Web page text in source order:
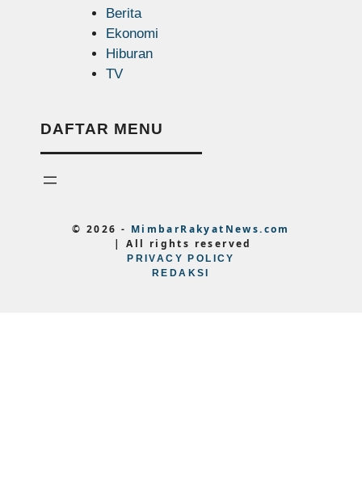
Berita
Ekonomi
Hiburan
TV
DAFTAR MENU
© 2026 - MimbarRakyatNews.com
| All rights reserved
PRIVACY POLICY
REDAKSI